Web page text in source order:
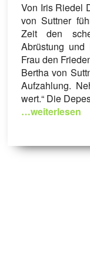
Von Iris Riedel
von Suttner
Zeit den
Abrüstung
Frau den
Bertha von
Aufzahlung.
wert.“ Die
…weiterlesen